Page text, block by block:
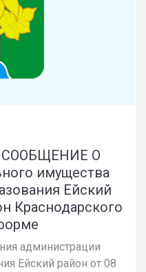
О
имущества
Ейский
Краснодарского
администрации
Ейский район от 08